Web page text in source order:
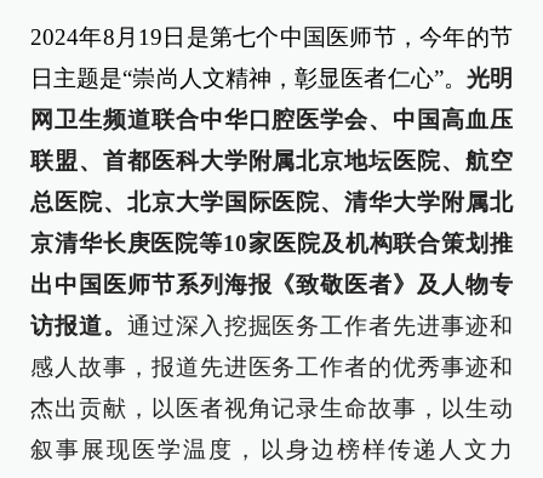
2024年8月19日是第七个中国医师节，今年的节
日主题是“崇尚人文精神，彰显医者仁心”。 光明
网卫生频道联合中华口腔医学会、中国高血压
联盟、首都医科大学附属北京地坛医院、航空
总医院、北京大学国际医院、清华大学附属北
京清华长庚医院等10家医院及机构联合策划推
出中国医师节系列海报《致敬医者》及人物专
访报道。 通过深入挖掘医务工作者先进事迹和
感人故事，报道先进医务工作者的优秀事迹和
杰出贡献，以医者视角记录生命故事，以生动
叙事展现医学温度，以身边榜样传递人文力